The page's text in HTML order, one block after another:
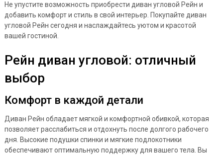
Не упустите возможность приобрести диван угловой Рейн и
добавить комфорт и стиль в свой интерьер. Покупайте диван
угловой Рейн сегодня и наслаждайтесь уютом и красотой
вашей гостиной.
Рейн диван угловой: отличный
выбор
Комфорт в каждой детали
Диван Рейн обладает мягкой и комфортной обивкой, которая
позволяет расслабиться и отдохнуть после долгого рабочего
дня. Высокие подушки спинки и мягкие подлокотники
обеспечивают оптимальную поддержку для вашего тела. Вы